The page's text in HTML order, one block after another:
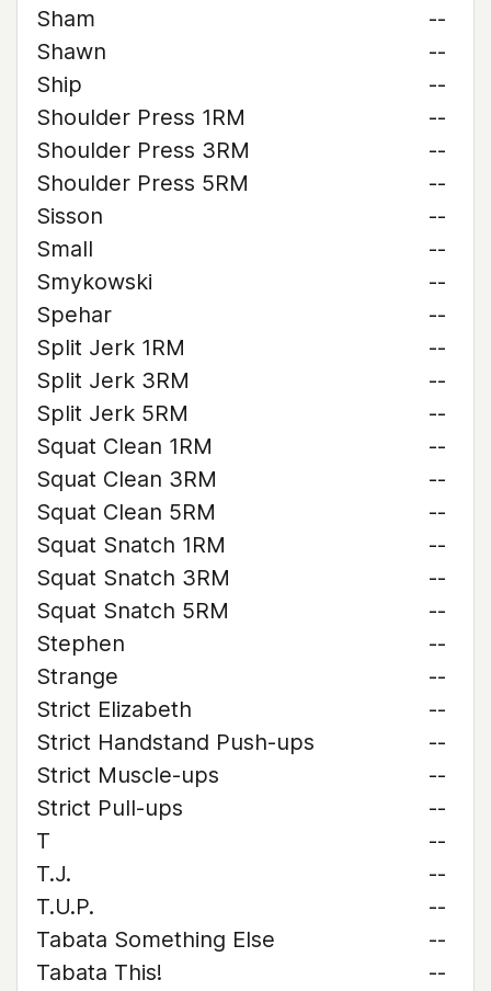
Sham
--
Shawn
--
Ship
--
Shoulder Press 1RM
--
Shoulder Press 3RM
--
Shoulder Press 5RM
--
Sisson
--
Small
--
Smykowski
--
Spehar
--
Split Jerk 1RM
--
Split Jerk 3RM
--
Split Jerk 5RM
--
Squat Clean 1RM
--
Squat Clean 3RM
--
Squat Clean 5RM
--
Squat Snatch 1RM
--
Squat Snatch 3RM
--
Squat Snatch 5RM
--
Stephen
--
Strange
--
Strict Elizabeth
--
Strict Handstand Push-ups
--
Strict Muscle-ups
--
Strict Pull-ups
--
T
--
T.J.
--
T.U.P.
--
Tabata Something Else
--
Tabata This!
--